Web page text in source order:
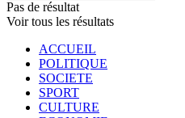
Pas de résultat
Voir tous les résultats
ACCUEIL
POLITIQUE
SOCIETE
SPORT
CULTURE